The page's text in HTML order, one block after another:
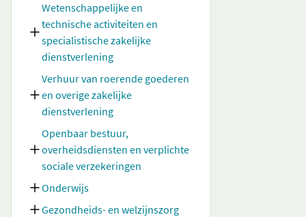
Wetenschappelijke en
technische activiteiten en
specialistische zakelijke
dienstverlening
Verhuur van roerende goederen
en overige zakelijke
dienstverlening
Openbaar bestuur,
overheidsdiensten en verplichte
sociale verzekeringen
Onderwijs
Gezondheids- en welzijnszorg